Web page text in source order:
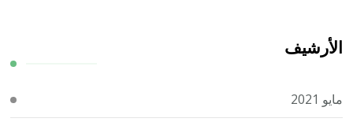
الأرشيف
مايو 2021